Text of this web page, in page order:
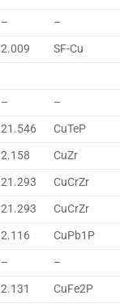
–
–
2.009 SF-Cu
–
–
21.546
CuTeP
2.158
CuZr
21.293
CuCrZr
21.293
CuCrZr
2.116
CuPb1P
–
–
2.131
CuFe2P